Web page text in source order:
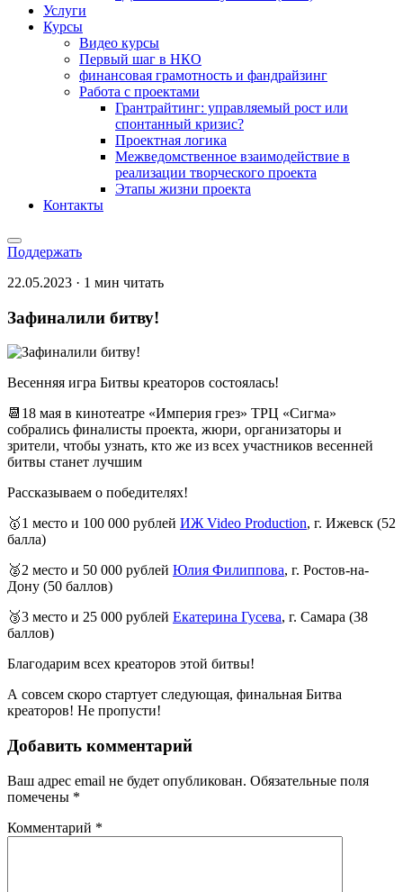
Услуги
Курсы
Видео курсы
Первый шаг в НКО
финансовая грамотность и фандрайзинг
Работа с проектами
Грантрайтинг: управляемый рост или
спонтанный кризис?
Проектная логика
Межведомственное взаимодействие в
реализации творческого проекта
Этапы жизни проекта
Контакты
Поддержать
22.05.2023 · 1 мин читать
Зафиналили битву!
Весенняя игра Битвы креаторов состоялась!
📆18 мая в кинотеатре «Империя грез» ТРЦ «Сигма»
собрались финалисты проекта, жюри, организаторы и
зрители, чтобы узнать, кто же из всех участников весенней
битвы станет лучшим
Рассказываем о победителях!
🥇1 место и 100 000 рублей ИЖ Video Production, г. Ижевск (52
балла)
🥈2 место и 50 000 рублей Юлия Филиппова, г. Ростов-на-
Дону (50 баллов)
🥉3 место и 25 000 рублей Екатерина Гусева, г. Самара (38
баллов)
Благодарим всех креаторов этой битвы!
А совсем скоро стартует следующая, финальная Битва
креаторов! Не пропусти!
Добавить комментарий
Ваш адрес email не будет опубликован. Обязательные поля
помечены *
Комментарий *